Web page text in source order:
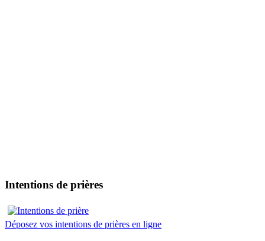
Intentions de prières
Déposez vos intentions de prières en ligne